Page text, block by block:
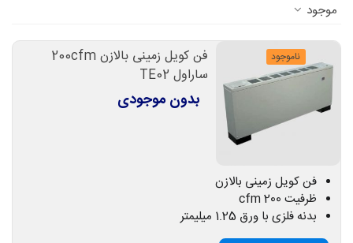
موجود
ناموجود
فن کویل زمینی بالازن 200cfm
ساراول TE02
بدون موجودی
فن کویل زمینی بالازن
ظرفیت 200 cfm
بدنه فلزی با ورق 1.25 میلیمتر